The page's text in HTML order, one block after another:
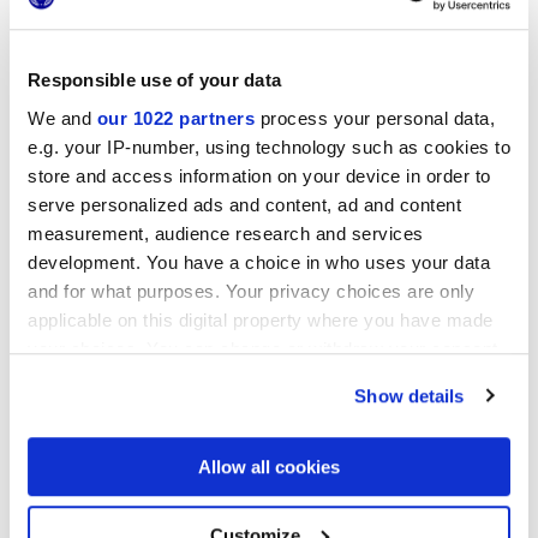
Responsible use of your data
We and our 1022 partners process your personal data,
e.g. your IP-number, using technology such as cookies to
store and access information on your device in order to
serve personalized ads and content, ad and content
measurement, audience research and services
development. You have a choice in who uses your data
and for what purposes. Your privacy choices are only
applicable on this digital property where you have made
your choices. You can change or withdraw your consent
If you allow, we would also like to:
Collect information about your geographical
location which can be accurate to within several
Show details
Allow all cookies
BIANCO NATURALE
MINIATURE FREGIO BLU MINIATURE FREGIO NERO